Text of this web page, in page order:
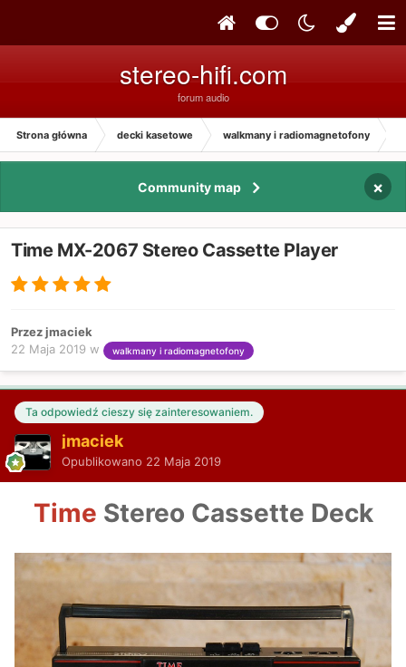
stereo-hifi.com
forum audio
Strona główna decki kasetowe walkmany i radiomagnetofony
Community map ×
Time MX-2067 Stereo Cassette Player
Przez jmaciek
22 Maja 2019 w walkmany i radiomagnetofony
Ta odpowiedź cieszy się zainteresowaniem.
jmaciek
Opublikowano 22 Maja 2019
Time Stereo Cassette Deck